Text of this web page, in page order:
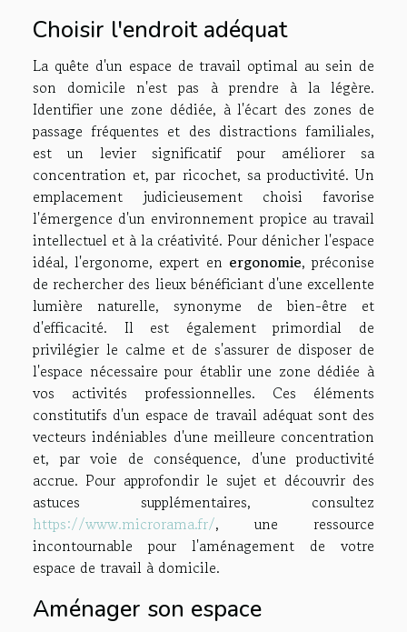
Choisir l'endroit adéquat
La quête d'un espace de travail optimal au sein de
son domicile n'est pas à prendre à la légère.
Identifier une zone dédiée, à l'écart des zones de
passage fréquentes et des distractions familiales,
est un levier significatif pour améliorer sa
concentration et, par ricochet, sa productivité. Un
emplacement judicieusement choisi favorise
l'émergence d'un environnement propice au travail
intellectuel et à la créativité. Pour dénicher l'espace
idéal, l'ergonome, expert en ergonomie, préconise
de rechercher des lieux bénéficiant d'une excellente
lumière naturelle, synonyme de bien-être et
d'efficacité. Il est également primordial de
privilégier le calme et de s'assurer de disposer de
l'espace nécessaire pour établir une zone dédiée à
vos activités professionnelles. Ces éléments
constitutifs d'un espace de travail adéquat sont des
vecteurs indéniables d'une meilleure concentration
et, par voie de conséquence, d'une productivité
accrue. Pour approfondir le sujet et découvrir des
astuces supplémentaires, consultez
https://www.microrama.fr/, une ressource
incontournable pour l'aménagement de votre
espace de travail à domicile.
Aménager son espace